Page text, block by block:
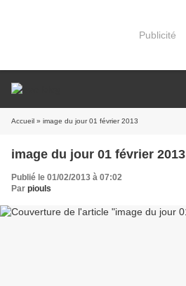
Publicité
Accueil » image du jour 01 février 2013
image du jour 01 février 2013
Publié le 01/02/2013 à 07:02
Par piouls